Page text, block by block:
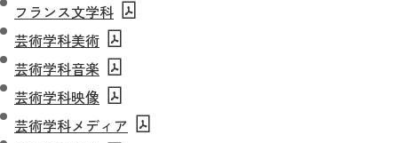
フランス文学科
芸術学科美術
芸術学科音楽
芸術学科映像
芸術学科メディア